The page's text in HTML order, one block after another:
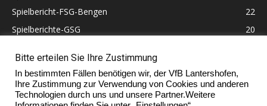
Spielbericht-FSG-Bengen
22
Spielberichte-GSG
20
60 Jahre VfB Lantershofen
Ehrenmitglieder
Bitte erteilen Sie Ihre Zustimmung
In bestimmten Fällen benötigen wir, der VfB Lantershofen,
Ihre Zustimmung zur Verwendung von Cookies und anderen
Technologien durch uns und unsere Partner.Weitere